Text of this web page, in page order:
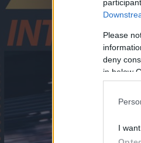
Please
deny
in below
I